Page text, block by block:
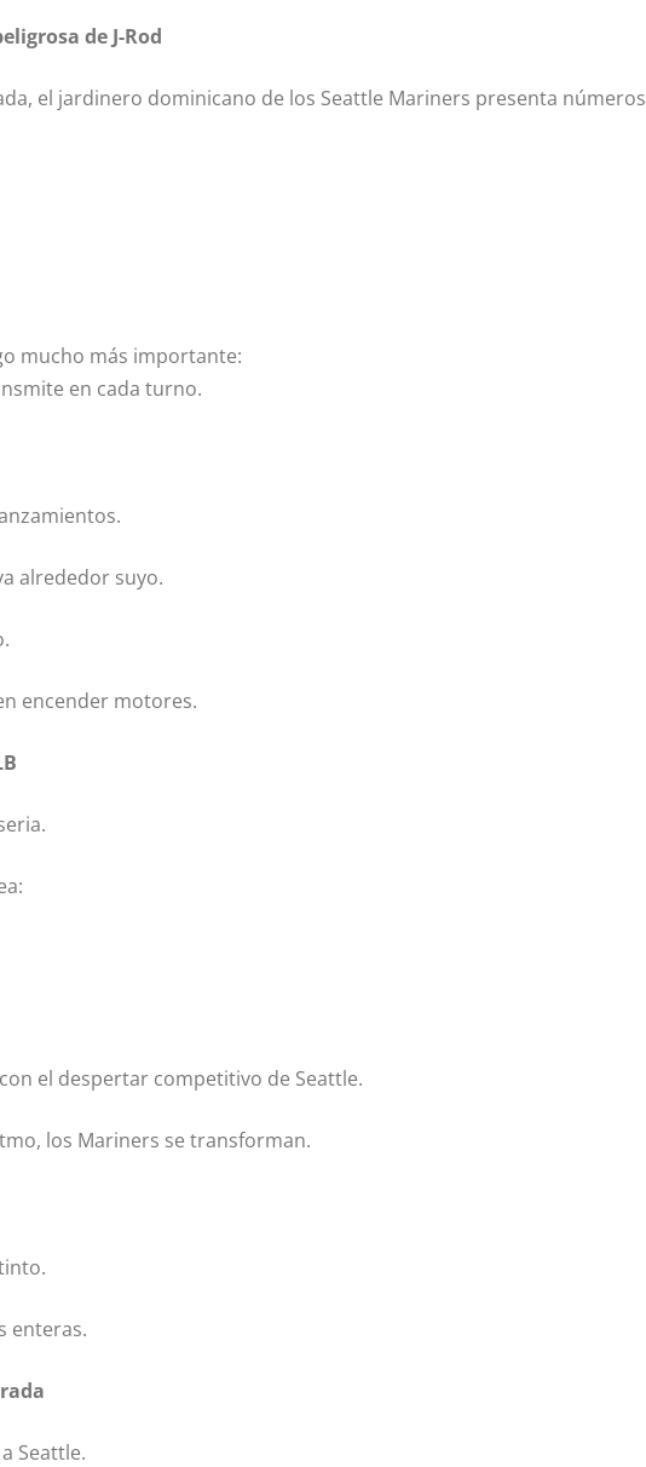
de J-Rod
el jardinero dominicano de los Seattle Mariners presenta números
mucho más importante:
en cada turno.
alrededor suyo.
encender motores.
el despertar competitivo de Seattle.
los Mariners se transforman.
enteras.
Seattle.